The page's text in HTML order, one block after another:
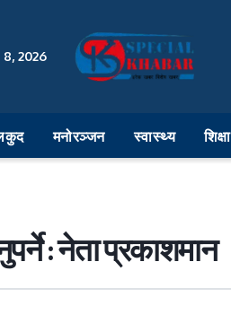
2026
मनोरञ्जन स्वास्थ्य शिक्षा
: नेता प्रकाशमान